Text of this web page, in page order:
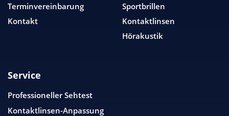
Terminvereinbarung
Kontakt
Sportbrillen
Kontaktlinsen
Hörakustik
Service
Professioneller Sehtest
Kontaktlinsen-Anpassung